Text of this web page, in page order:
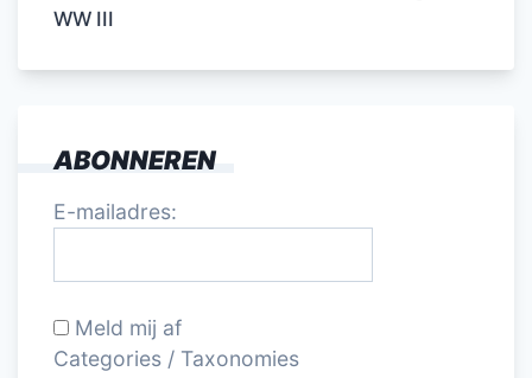
WW III
ABONNEREN
E-mailadres:
Meld mij af
Categories / Taxonomies